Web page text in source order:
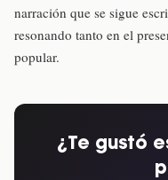
narración que se sigue
resonando tanto en el
popular.
¿Te gustó